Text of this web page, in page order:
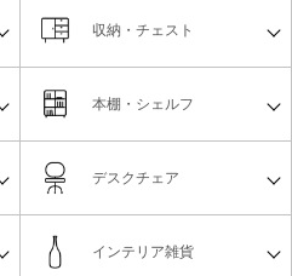
収納・チェスト
本棚・シェルフ
デスクチェア
インテリア雑貨